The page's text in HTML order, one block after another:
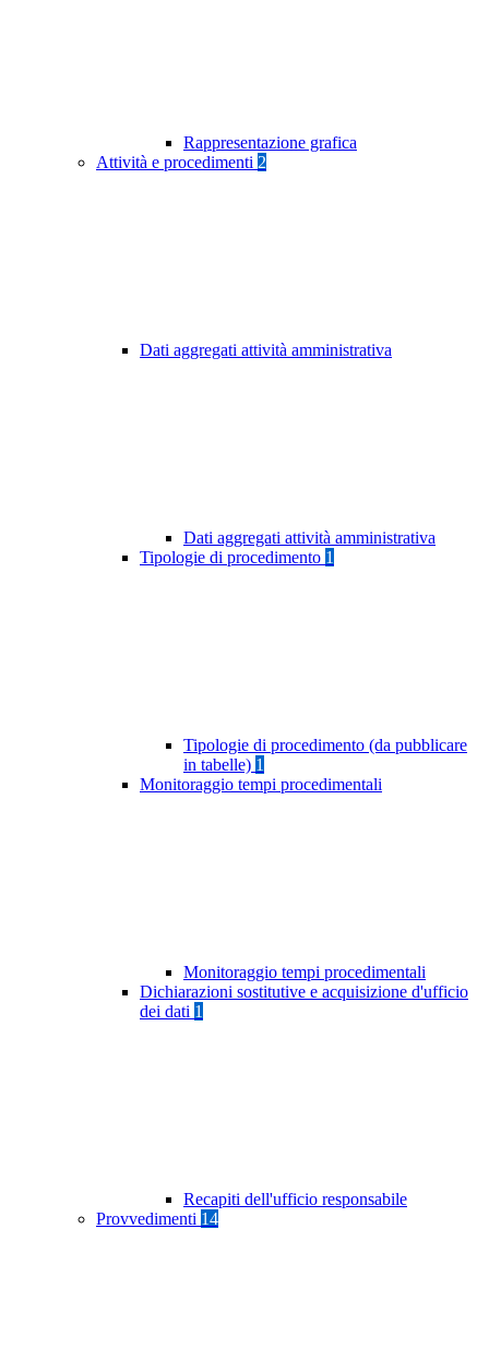
Rappresentazione grafica
Attività e procedimenti 2
Dati aggregati attività amministrativa
Dati aggregati attività amministrativa
Tipologie di procedimento 1
Tipologie di procedimento (da pubblicare
in tabelle) 1
Monitoraggio tempi procedimentali
Monitoraggio tempi procedimentali
Dichiarazioni sostitutive e acquisizione d'ufficio
dei dati 1
Recapiti dell'ufficio responsabile
Provvedimenti 14